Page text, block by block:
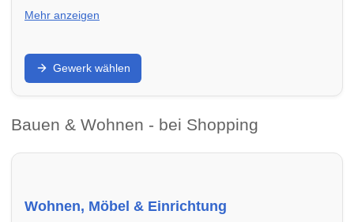
Mehr anzeigen
Renovieren, sanieren, modernisieren: Finde
Handwerker in Cuxhaven nach Gewerk – von Elektrik
über Heizung bis Dach und Fenster.
Gewerk wählen
Bauen & Wohnen - bei Shopping
Wohnen, Möbel & Einrichtung